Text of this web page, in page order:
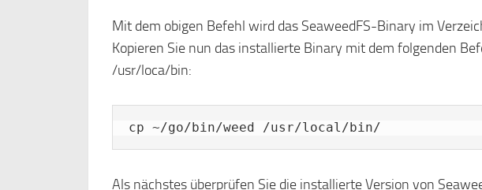
Mit dem obigen Befehl wird das SeaweedFS-Binary im
Kopieren Sie nun das installierte Binary mit dem folgenden
/usr/loca/bin:
cp ~/go/bin/weed /usr/local/bin/
Als nächstes überprüfen Sie die installierte Version von